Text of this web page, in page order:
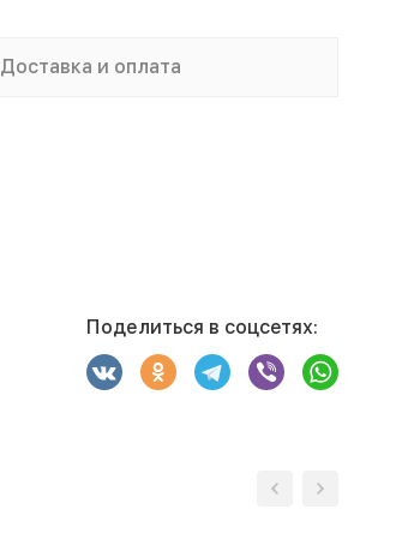
Доставка и оплата
Поделиться в соцсетях: